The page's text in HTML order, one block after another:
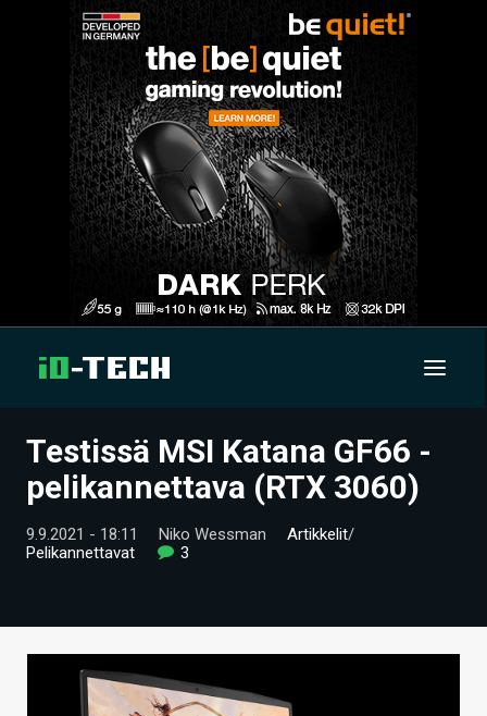
UUTISET
VIDEOT
TIETOA
Testissä MSI Katana GF66 -
pelikannettava (RTX 3060)
9.9.2021 - 18:11 Niko Wessman Artikkelit/
Pelikannettavat
3